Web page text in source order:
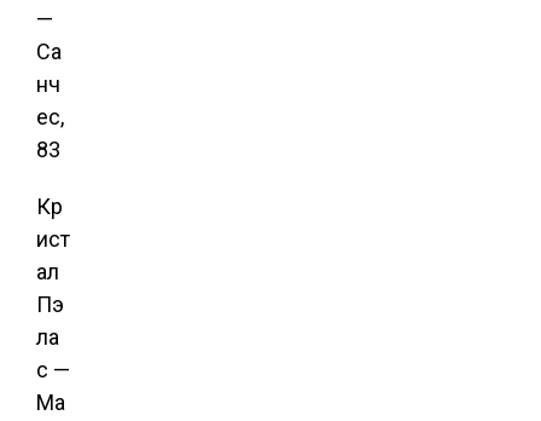
—
Са
нч
ес,
83
Кр
ист
ал
Пэ
ла
с —
Ма